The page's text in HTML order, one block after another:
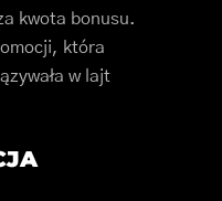
kwota bonusu.
która
w lajt